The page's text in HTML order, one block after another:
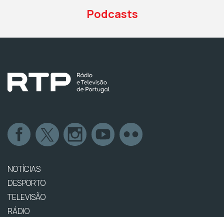
Podcasts
NOTÍCIAS
DESPORTO
TELEVISÃO
RÁDIO